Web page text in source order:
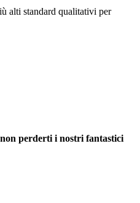
alti standard qualitativi per
perderti i nostri fantastici